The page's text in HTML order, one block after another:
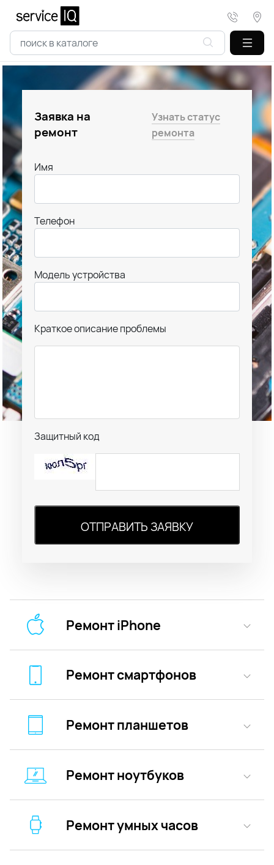
Заявка на
ремонт
Узнать статус
ремонта
Имя
Телефон
Модель устройства
Краткое описание проблемы
Защитный код
ОТПРАВИТЬ ЗАЯВКУ
Ремонт iPhone
Ремонт смартфонов
Ремонт планшетов
Ремонт ноутбуков
Ремонт умных часов